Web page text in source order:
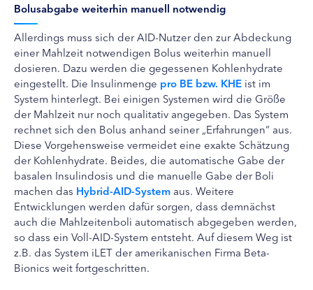
Bolusabgabe weiterhin manuell notwendig
Allerdings muss sich der AID-Nutzer den zur Abdeckung
einer Mahlzeit notwendigen Bolus weiterhin manuell
dosieren. Dazu werden die gegessenen Kohlenhydrate
eingestellt. Die Insulinmenge pro BE bzw. KHE ist im
System hinterlegt. Bei einigen Systemen wird die Größe
der Mahlzeit nur noch qualitativ angegeben. Das System
rechnet sich den Bolus anhand seiner „Erfahrungen“ aus.
Diese Vorgehensweise vermeidet eine exakte Schätzung
der Kohlenhydrate. Beides, die automatische Gabe der
basalen Insulindosis und die manuelle Gabe der Boli
machen das Hybrid-AID-System aus. Weitere
Entwicklungen werden dafür sorgen, dass demnächst
auch die Mahlzeitenboli automatisch abgegeben werden,
so dass ein Voll-AID-System entsteht. Auf diesem Weg ist
z.B. das System iLET der amerikanischen Firma Beta-
Bionics weit fortgeschritten.